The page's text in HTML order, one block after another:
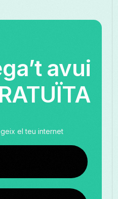
avui
el teu internet